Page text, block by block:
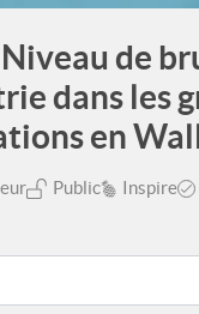
Niveau de
dans les
en
Public Inspire